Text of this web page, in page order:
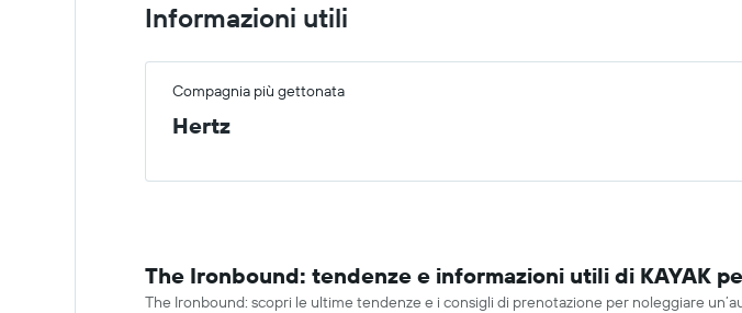
Informazioni utili
Compagnia più gettonata
Hertz
The Ironbound: tendenze e informazioni utili di KAYAK
The Ironbound: scopri le ultime tendenze e i consigli di prenotazione per noleggiare